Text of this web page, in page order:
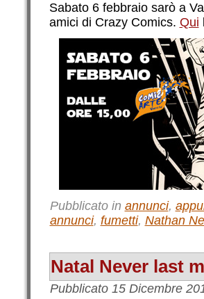
Sabato 6 febbraio sarò a
amici di Crazy Comics. Qui
Pubblicato in annunci,
annunci, fumetti, Nathan
Natal Never last
Pubblicato 15 Dicembre